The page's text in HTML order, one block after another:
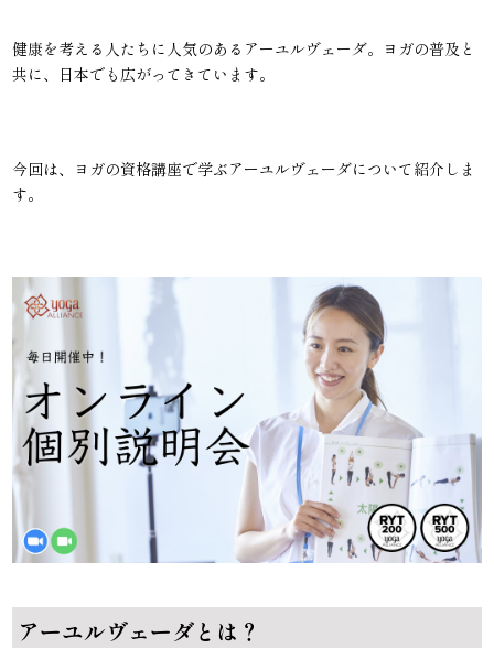
健康を考える人たちに人気のあるアーユルヴェーダ。ヨガの普及と
共に、日本でも広がってきています。
今回は、ヨガの資格講座で学ぶアーユルヴェーダについて紹介しま
す。
アーユルヴェーダとは？